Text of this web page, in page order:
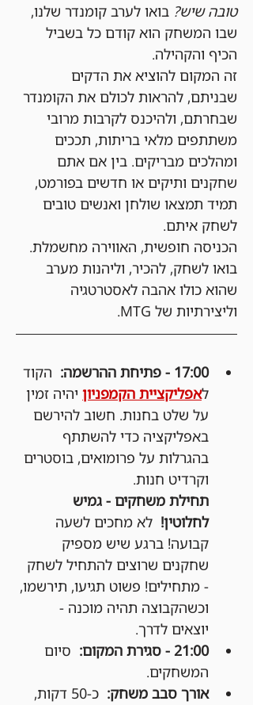
טובה שיש? בואו לערב קומנדר שלנו,
שבו המשחק הוא קודם כל בשביל
הכיף והקהילה.
זה המקום להוציא את הדקים
שבניתם, להראות לכולם את הקומנדר
שבחרתם, ולהיכנס לקרבות מרובי
משתתפים מלאי בריתות, תככים
ומהלכים מבריקים. בין אם אתם
שחקנים ותיקים או חדשים בפורמט,
תמיד תמצאו שולחן ואנשים טובים
לשחק איתם.
הכניסה חופשית, האווירה מחשמלת.
בואו לשחק, להכיר, וליהנות מערב
שהוא כולו אהבה לאסטרטגיה
וליצירתיות של MTG.
17:00 - פתיחת ההרשמה:
הקוד
לאפליקציית הקמפניון יהיה זמין
על שלט בחנות. חשוב להירשם
באפליקציה כדי להשתתף
בהגרלות על פרומואים, בוסטרים
וקרדיט חנות.
תחילת משחקים - גמיש
לחלוטין! לא מחכים לשעה
קבועה! ברגע שיש מספיק
שחקנים שרוצים להתחיל לשחק
- מתחילים! פשוט תגיעו, תירשמו,
וכשהקבוצה תהיה מוכנה -
יוצאים לדרך.
21:00 - סגירת המקום:
סיום
המשחקים.
אורך סבב משחק:
כ-50 דקות,